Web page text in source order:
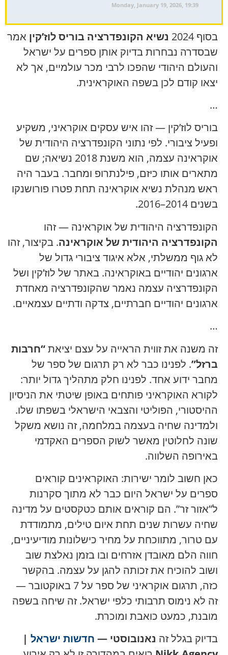
Monday, January 19, 2026, 19:39
בסוף 2024 נשיא הקונפדרציה בוריס לוז’קין אמר
שבסדרה נבחרות בדיוק אותן ספרים על ישראל
והעולם היהודי שהפכו לרבי מכר עולמיים, אך לא
יצאו קודם לכן בשפה האוקראינית.
…
בוריס לוז’קין — זהו איש עסקים אוקראיני, משקיע
ופעיל ציבורי. לפי נתוני הקונפדרציה היהודית של
אוקראינה עצמה, הוא משנת 2018 נשיאה; שם
מתארים אותו כיזם, פילנתרופ ומחבר. בעבר היה
ראש מנהלת נשיא אוקראינה תחת פטרו פורושנקו
בשנים 2014–2016.
הקונפדרציה היהודית של אוקראינה — זהו
הקונפדרציה היהודית של אוקראינה. בקיצור, זהו
לא גוף ממשלתי, אלא איגוד ציבורי גדול של
ארגונים יהודיים באוקראינה. באתר של לוז’קין ושל
הקונפדרציה עצמה נאמר שהקונפדרציה מאחדת
ארגונים יהודיים חברתיים, צדקה ודתיים עצמאיים.
…
זה משנה את זווית הראייה על עצם יציאת“חרבות
ברזל”. לפנינו כבר לא רק תרגום של ספר של
מחבר ידוע אחד. לפנינו חלק מתהליך גדול יותר:
לקורא האוקראיני פותחים באופן שיטתי את הניסיון
ההיסטורי, הפוליטי והצבאי הישראלי בשפתו שלו.
ולמדינה שחיה בעצמה במלחמה, זה נושא משקל
שונה לחלוטין מאשר לשוק הספרים האקדמי
באירופה השלווה.
כאן חשוב לומר ישירות: האוקראינים קוראים
ספרים על ישראל היום כבר לא מתוך סקרנות
ל”אזור זר”. הם קוראים אותם כטקסטים על מדינה
שחיה עשרות שנים תחת איום טילים, מתמודדת
עם טרור, מתווכחת על מחיר כישלונות מודיעיניים,
חווה הלם מאובדן אזרחים ובו בזמן נאלצת שוב
ושוב להוכיח את זכותה להגן על עצמה. בהקשר
כזה, תרגום אוקראיני של ספר על 7 באוקטובר —
זה לא נימוס תרבותי כלפי ישראל. זה שיחה בשפה
מובנת, כמעט כואבת ומוכרת.
בדיוק בגלל זה נאנובוסטי — חדשות ישראל |